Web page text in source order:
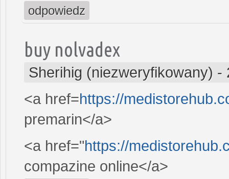
odpowiedz
buy nolvadex
Sherihig (niezweryfikowany) -
<a href=https://
premarin</a>
<a href="https://
compazine online</a>